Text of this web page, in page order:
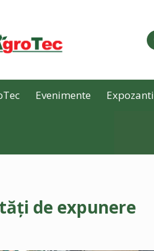
Evenimente Expozanti
de expunere